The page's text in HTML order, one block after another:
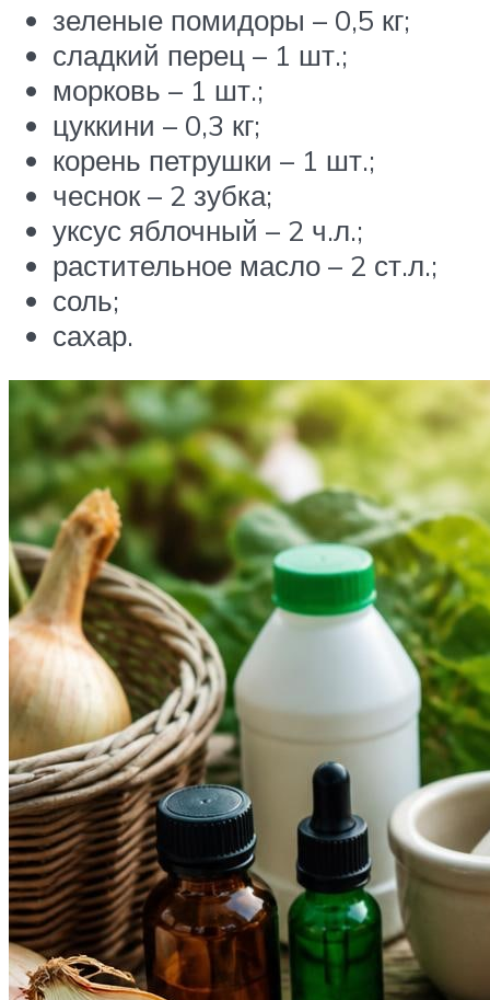
зеленые помидоры – 0,5 кг;
сладкий перец – 1 шт.;
морковь – 1 шт.;
цуккини – 0,3 кг;
корень петрушки – 1 шт.;
чеснок – 2 зубка;
уксус яблочный – 2 ч.л.;
растительное масло – 2 ст.л.;
соль;
сахар.